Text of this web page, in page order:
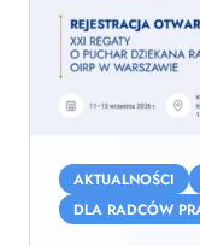
RegatyAKTUALNOŚCI
DLA RADCÓW